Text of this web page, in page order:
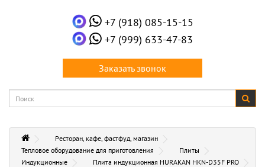
+7 (918) 085-15-15
+7 (999) 633-47-83
Заказать звонок
Ресторан, кафе, фастфуд, магазин
Тепловое оборудование для приготовления
Плиты
Индукционные
Плита индукционная HURAKAN HKN-D35F PRO